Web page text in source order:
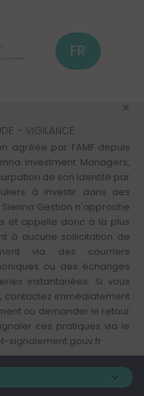
FR
– VIGILANCE
agréée par l’AMF depuis
Investment Managers,
de son identité par
à investir dans des
Gestion n'approche
et appelle donc à la plus
à aucune sollicitation de
via des courriers
ou des échanges
instantanées. Si vous
contactez immédiatement
ou demander le retour
ces pratiques via le
signalement.gouv.fr